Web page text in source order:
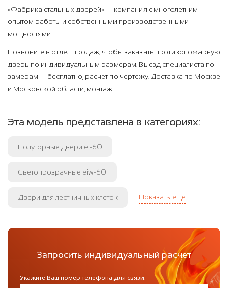
«Фабрика стальных дверей» — компания с многолетним
опытом работы и собственными производственными
мощностями.
Позвоните в отдел продаж, чтобы заказать противопожарную
дверь по индивидуальным размерам. Выезд специалиста по
замерам — бесплатно, расчет по чертежу. Доставка по Москве
и Московской области, монтаж.
Эта модель представлена в категориях:
Полуторные двери ei-60
Светопрозрачные eiw-60
Двери для лестничных клеток Показать еще
Запросить индивидуальный расчет
Укажите Ваш номер телефона для связи: